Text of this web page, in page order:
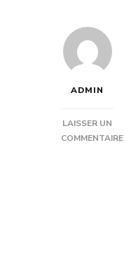
ADMIN
LAISSER UN
COMMENTAIRE